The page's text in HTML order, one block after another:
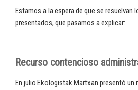
Estamos a la espera de que se resuelvan
presentados, que pasamos a explicar:
Recurso contencioso
En julio Ekologistak Martxan presentó